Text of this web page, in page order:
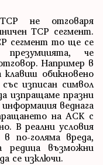
не отговаря
TCP сегмент.
сегмент то ще се
че
Например в
обикновено
изписан символ
изпращаме празни
веднага
на ACK с
В реални условия
по-голяма вреда,
редица възможни
се изключи.